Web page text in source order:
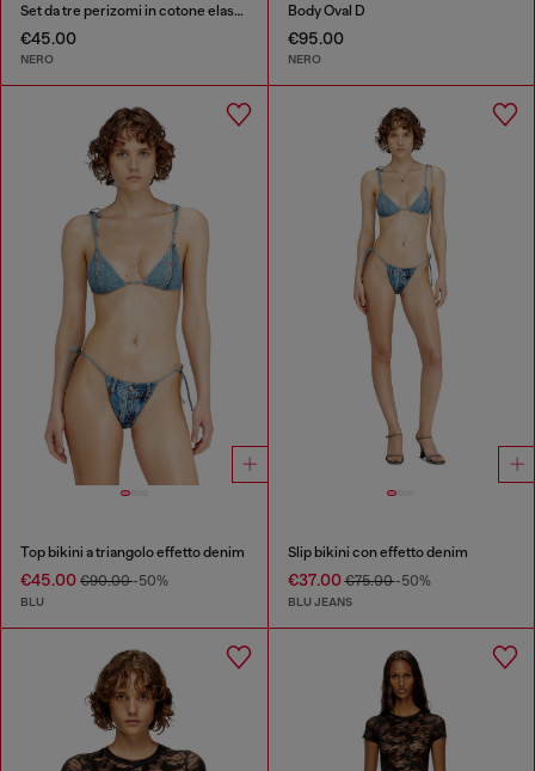
Set da tre perizomi in cotone elasticizzato con logo
€45.00
NERO
Body Oval D
€95.00
NERO
Top bikini a triangolo effetto denim
€45.00 €90.00-50%
BLU
Slip bikini con effetto denim
€37.00€75.00-50%
BLU JEANS